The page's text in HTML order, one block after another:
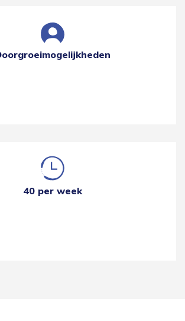
40 per week